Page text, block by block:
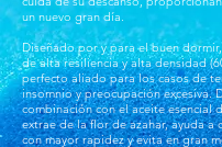
un nuevo gran día.
Diseñado por y para el buen
de alta resiliencia y alta densidad
perfecto aliado para los casos de
insomnio y preocupación excesiva.
combinación con el aceite esencial
extrae de la flor de azahar, ayuda a
con mayor rapidez y evita en gran